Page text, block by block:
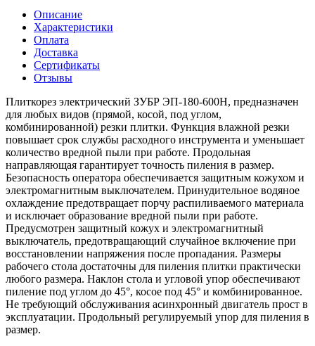
Описание
Характеристики
Оплата
Доставка
Сертификаты
Отзывы
Плиткорез электрический ЗУБР ЭП-180-600Н, предназначен
для любых видов (прямой, косой, под углом,
комбинированной) резки плитки. Функция влажной резки
повышает срок службы расходного инструмента и уменьшает
количество вредной пыли при работе. Продольная
направляющая гарантирует точность пиления в размер.
Безопасность оператора обеспечивается защитным кожухом и
электромагнитным выключателем. Принудительное водяное
охлаждение предотвращает порчу распиливаемого материала
и исключает образование вредной пыли при работе.
Предусмотрен защитный кожух и электромагнитный
выключатель, предотвращающий случайное включение при
восстановлении напряжения после пропадания. Размеры
рабочего стола достаточны для пиления плитки практически
любого размера. Наклон стола и угловой упор обеспечивают
пиление под углом до 45°, косое под 45° и комбинированное.
Не требующий обслуживания асинхронный двигатель прост в
эксплуатации. Продольный регулируемый упор для пиления в
размер.